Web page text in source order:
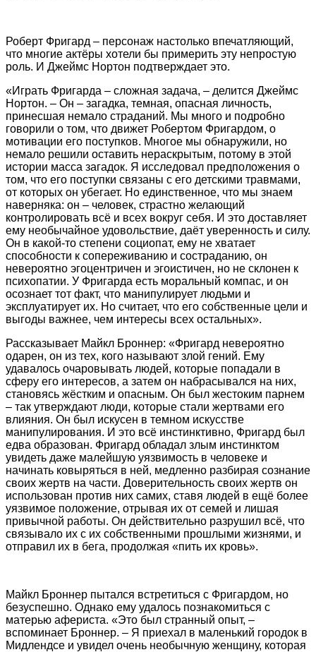
Роберт Фригард – персонаж настолько впечатляющий,
что многие актёры хотели бы примерить эту непростую
роль. И Джеймс Нортон подтверждает это.
«Играть Фригарда – сложная задача, – делится Джеймс
Нортон. – Он – загадка, темная, опасная личность,
принесшая немало страданий. Мы много и подробно
говорили о том, что движет Робертом Фригардом, о
мотивации его поступков. Многое мы обнаружили, но
немало решили оставить нераскрытым, потому в этой
истории масса загадок. Я исследовал предположения о
том, что его поступки связаны с его детскими травмами,
от которых он убегает. Но единственное, что мы знаем
наверняка: он – человек, страстно желающий
контролировать всё и всех вокруг себя. И это доставляет
ему необычайное удовольствие, даёт уверенность и силу.
Он в какой-то степени социопат, ему не хватает
способности к сопереживанию и состраданию, он
невероятно эгоцентричен и эгоистичен, но не склонен к
психопатии. У Фригарда есть моральный компас, и он
осознает тот факт, что манипулирует людьми и
эксплуатирует их. Но считает, что его собственные цели и
выгоды важнее, чем интересы всех остальных».
Рассказывает Майкл Броннер: «Фригард невероятно
одарен, он из тех, кого называют злой гений. Ему
удавалось очаровывать людей, которые попадали в
сферу его интересов, а затем он набрасывался на них,
становясь жёстким и опасным. Он был жестоким парнем
– так утверждают люди, которые стали жертвами его
влияния. Он был искусен в темном искусстве
манипулирования. И это всё инстинктивно, Фригард был
едва образован. Фригард обладал злым инстинктом
увидеть даже малейшую уязвимость в человеке и
начинать ковыряться в ней, медленно разбирая сознание
своих жертв на части. Доверительность своих жертв он
использован против них самих, ставя людей в ещё более
уязвимое положение, отрывая их от семей и лишая
привычной работы. Он действительно разрушил всё, что
связывало их с их собственными прошлыми жизнями, и
отправил их в бега, продолжая «пить их кровь».
Майкл Броннер пытался встретиться с Фригардом, но
безуспешно. Однако ему удалось познакомиться с
матерью афериста. «Это был странный опыт, –
вспоминает Броннер. – Я приехал в маленький городок в
Мидлендсе и увидел очень необычную женщину, которая